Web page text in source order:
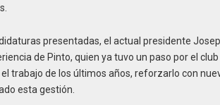
presentadas, el actual presidente
de Pinto, quien ya tuvo un paso por el
trabajo de los últimos años, reforzarlo con
esta gestión.